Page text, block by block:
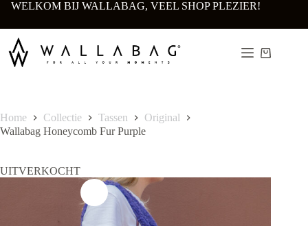
Ga
de
inhoud
WELKOM BIJ WALLABAG, VEEL SHOP PLEZIER!
Home Collectie Tassen
Original
Wallabag Honeycomb Fur Purple
UITVERKOCHT